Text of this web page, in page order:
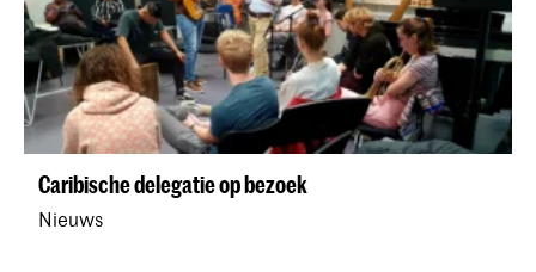
Caribische delegatie op bezoek
Nieuws